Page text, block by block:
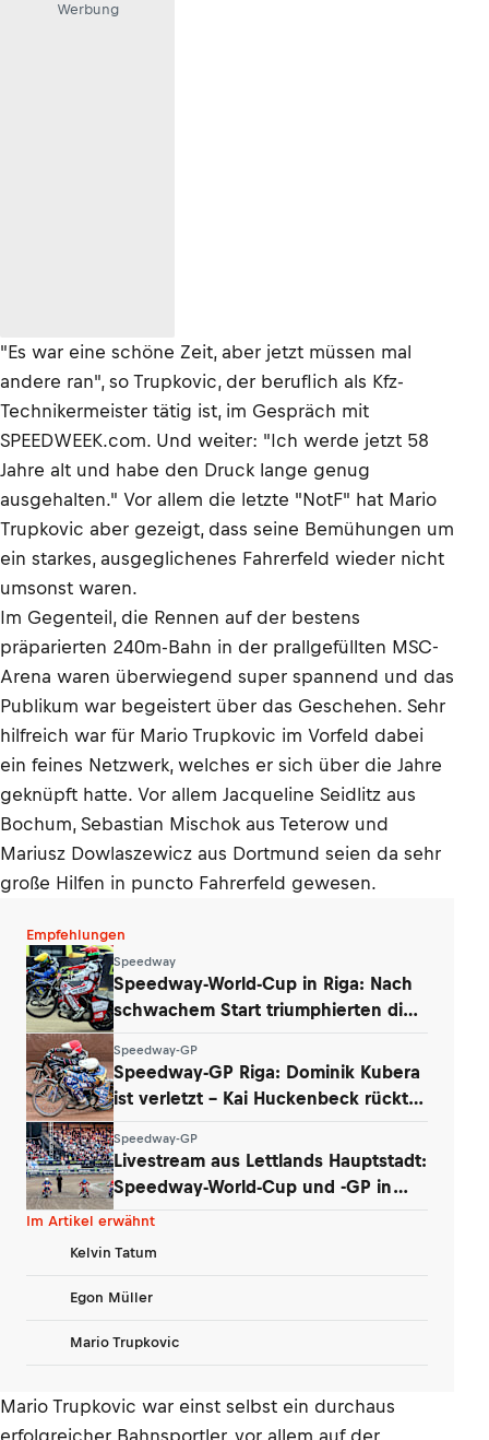
Werbung
"Es war eine schöne Zeit, aber jetzt müssen mal
andere ran", so Trupkovic, der beruflich als Kfz-
Technikermeister tätig ist, im Gespräch mit
SPEEDWEEK.com. Und weiter: "Ich werde jetzt 58
Jahre alt und habe den Druck lange genug
ausgehalten." Vor allem die letzte "NotF" hat Mario
Trupkovic aber gezeigt, dass seine Bemühungen um
ein starkes, ausgeglichenes Fahrerfeld wieder nicht
umsonst waren.
Im Gegenteil, die Rennen auf der bestens
präparierten 240m-Bahn in der prallgefüllten MSC-
Arena waren überwiegend super spannend und das
Publikum war begeistert über das Geschehen. Sehr
hilfreich war für Mario Trupkovic im Vorfeld dabei
ein feines Netzwerk, welches er sich über die Jahre
geknüpft hatte. Vor allem Jacqueline Seidlitz aus
Bochum, Sebastian Mischok aus Teterow und
Mariusz Dowlaszewicz aus Dortmund seien da sehr
große Hilfen in puncto Fahrerfeld gewesen.
Empfehlungen
Speedway
Speedway-World-Cup in Riga: Nach
schwachem Start triumphierten die
Speedway-GP
Speedway-GP Riga: Dominik Kubera
ist verletzt – Kai Huckenbeck rückt
Speedway-GP
Livestream aus Lettlands Hauptstadt:
Speedway-World-Cup und -GP in
Riga
Im Artikel erwähnt
Kelvin Tatum
Egon Müller
Mario Trupkovic
Mario Trupkovic war einst selbst ein durchaus
erfolgreicher Bahnsportler, vor allem auf der